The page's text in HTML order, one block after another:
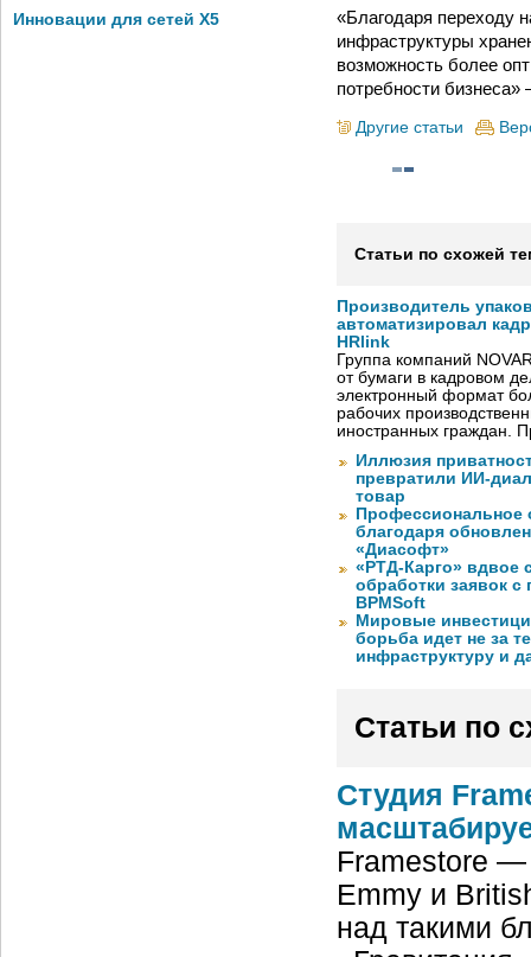
Инновации для сетей X5
«Благодаря переходу
инфраструктуры
возможность более
потребности бизнеса»
Другие статьи
Статьи по схожей
Производитель
автоматизировал
HRlink
Группа компаний
от бумаги в кадровом
электронный формат
рабочих
иностранных граждан.
Иллюзия
превратили ИИ-
товар
Профессиональное
благодаря
«Диасофт»
«РТД-Карго» вдвое
обработки заявок
BPMSoft
Мировые
борьба идет не за
инфраструктуру и
Статьи по
Студия
Framestore —
Emmy и
над такими